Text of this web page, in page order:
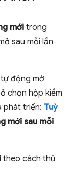
mới trong
sau mỗi lần
tự động mở
chọn hộp kiểm
phát triển: Tuỳ
mới sau mỗi
theo cách thủ